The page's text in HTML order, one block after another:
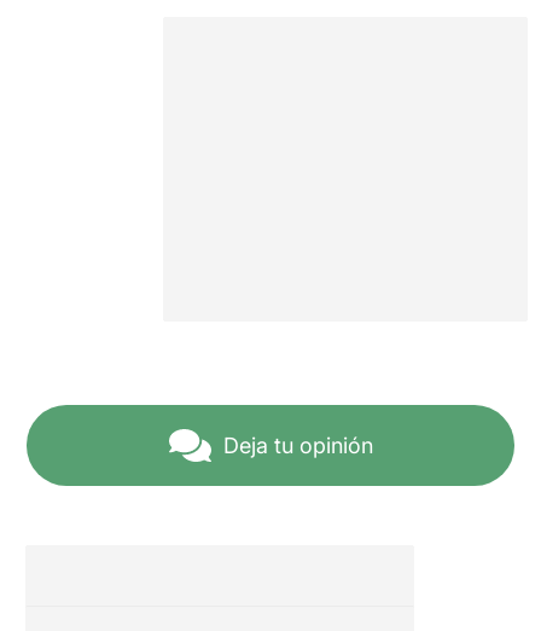
Deja tu opinión